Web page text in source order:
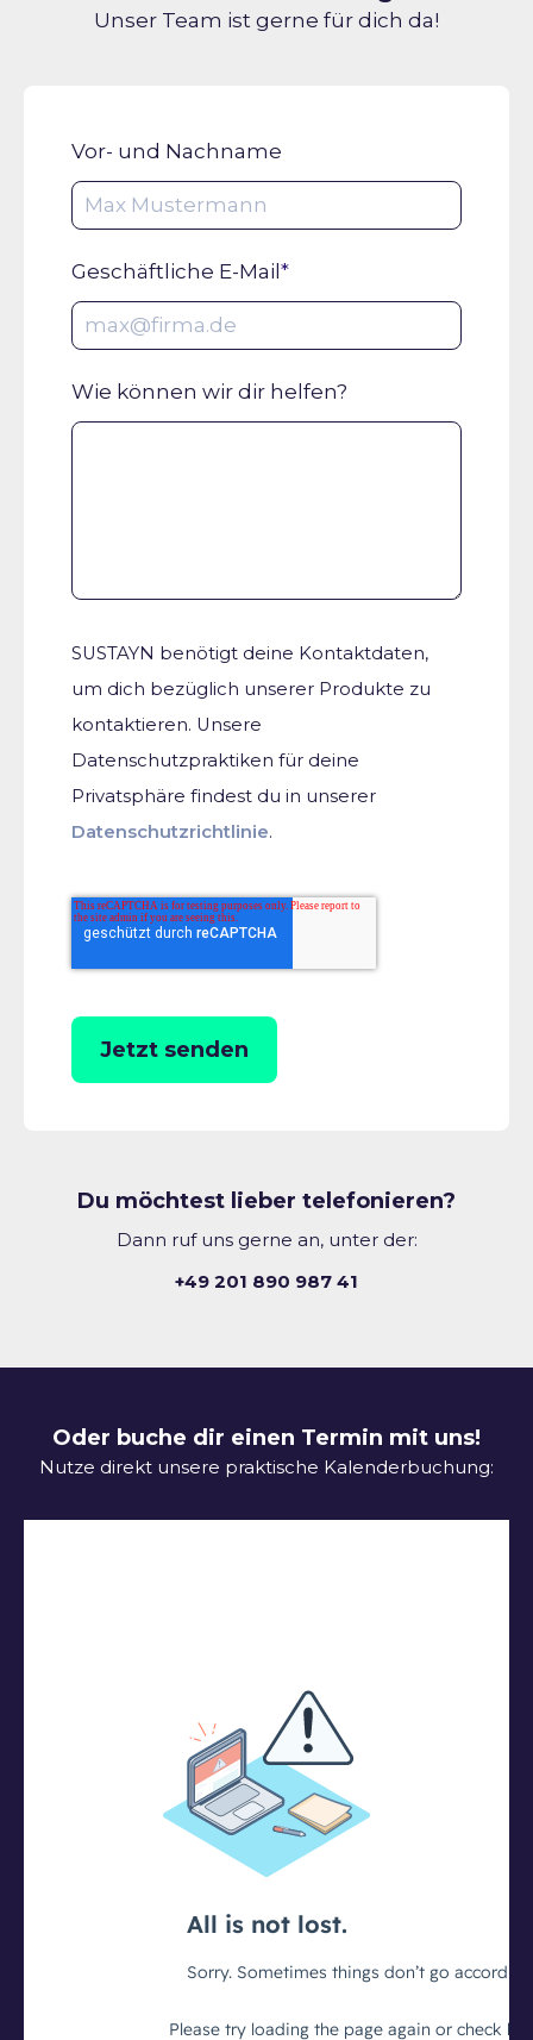
Unser Team ist gerne für dich da!
Vor- und Nachname
Geschäftliche E-Mail *
Wie können wir dir helfen?
SUSTAYN benötigt deine Kontaktdaten,
um dich bezüglich unserer Produkte zu
kontaktieren. Unsere
Datenschutzpraktiken für deine
Privatsphäre findest du in unserer
Datenschutzrichtlinie.
Jetzt senden
Du möchtest lieber telefonieren?
Dann ruf uns gerne an, unter der:
+49 201 890 987 41
Oder buche dir einen Termin mit uns!
Nutze direkt unsere praktische Kalenderbuchung: